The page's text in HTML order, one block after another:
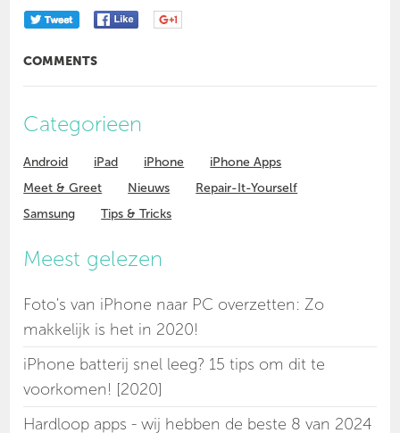
COMMENTS
Categorieen
Android iPad iPhone
iPhone Apps
Meet & Greet
Nieuws
Repair-It-Yourself
Samsung
Tips & Tricks
Meest gelezen
Foto's van iPhone naar PC overzetten: Zo
makkelijk is het in 2020!
iPhone batterij snel leeg? 15 tips om dit te
voorkomen! [2020]
Hardloop apps - wij hebben de beste 8 van 2024